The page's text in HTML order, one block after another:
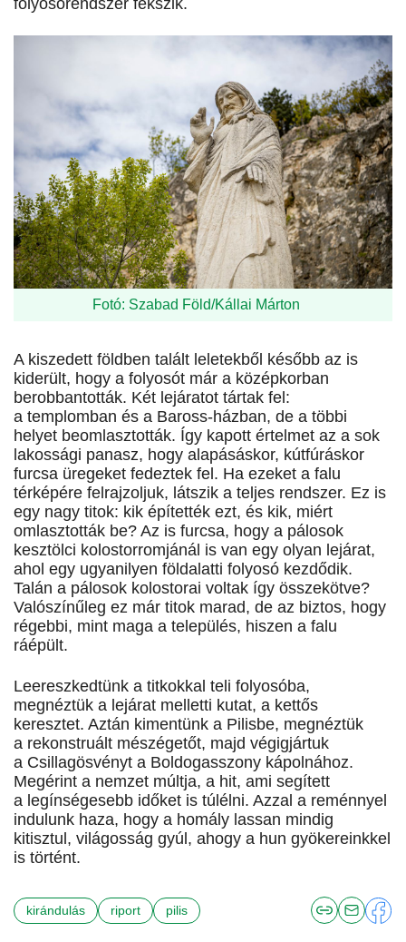
folyosórendszer fekszik.
Fotó: Szabad Föld/Kállai Márton
A kiszedett földben talált leletekből később az is
kiderült, hogy a folyosót már a középkorban
berobbantották. Két lejáratot tártak fel:
a templomban és a Baross-házban, de a többi
helyet beomlasztották. Így kapott értelmet az a sok
lakossági panasz, hogy alapásáskor, kútfúráskor
furcsa üregeket fedeztek fel. Ha ezeket a falu
térképére felrajzoljuk, látszik a teljes rendszer. Ez is
egy nagy titok: kik építették ezt, és kik, miért
omlasztották be? Az is furcsa, hogy a pálosok
kesztölci kolostorromjánál is van egy olyan lejárat,
ahol egy ugyanilyen földalatti folyosó kezdődik.
Talán a pálosok kolostorai voltak így összekötve?
Valószínűleg ez már titok marad, de az biztos, hogy
régebbi, mint maga a település, hiszen a falu
ráépült.
Leereszkedtünk a titkokkal teli folyosóba,
megnéztük a lejárat melletti kutat, a kettős
keresztet. Aztán kimentünk a Pilisbe, megnéztük
a rekonstruált mészégetőt, majd végigjártuk
a Csillagösvényt a Boldogasszony kápolnához.
Megérint a nemzet múltja, a hit, ami segített
a legínségesebb időket is túlélni. Azzal a reménnyel
indulunk haza, hogy a homály lassan mindig
kitisztul, világosság gyúl, ahogy a hun gyökereinkkel
is történt.
kirándulás riport pilis